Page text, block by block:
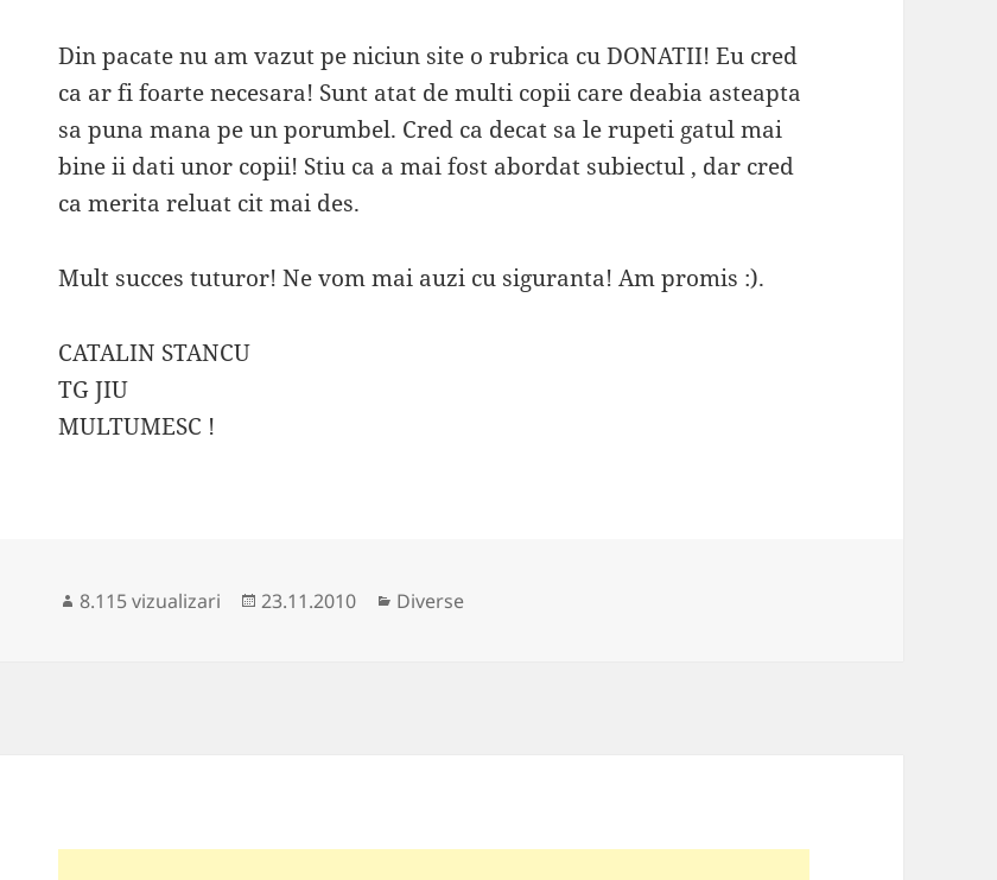
Din pacate nu am vazut pe niciun site o rubrica cu DONATII! Eu cred
ca ar fi foarte necesara! Sunt atat de multi copii care deabia asteapta
sa puna mana pe un porumbel. Cred ca decat sa le rupeti gatul mai
bine ii dati unor copii! Stiu ca a mai fost abordat subiectul , dar cred
ca merita reluat cit mai des.
Mult succes tuturor! Ne vom mai auzi cu siguranta! Am promis :).
CATALIN STANCU
TG JIU
MULTUMESC !
8.115 vizualizari
Publicat
23.11.2010 Categorii
Diverse